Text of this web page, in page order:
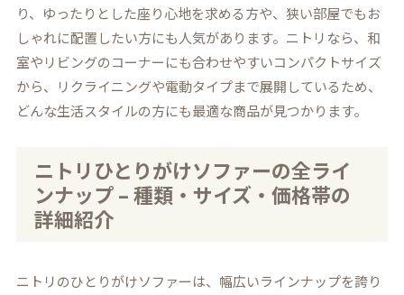
り、ゆったりとした座り心地を求める方や、狭い部屋でもお
しゃれに配置したい方にも人気があります。ニトリなら、和
室やリビングのコーナーにも合わせやすいコンパクトサイズ
から、リクライニングや電動タイプまで展開しているため、
どんな生活スタイルの方にも最適な商品が見つかります。
ニトリひとりがけソファーの全ライ
ンナップ – 種類・サイズ・価格帯の
詳細紹介
ニトリのひとりがけソファーは、幅広いラインナップを誇り